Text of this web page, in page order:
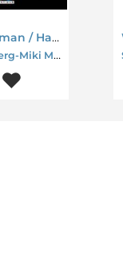
Wonder Woman / Harley Quinn : La Souffrance Et Le Don
Sylvain Runberg-Miki Montllo